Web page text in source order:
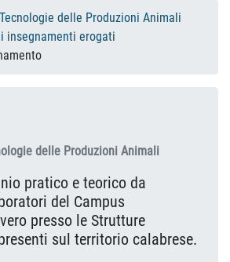
delle Produzioni Animali
insegnamenti erogati
delle Produzioni Animali
pratico e teorico da
del Campus
presso le Strutture
sul territorio calabrese.